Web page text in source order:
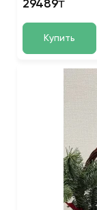
29489₸
Купить